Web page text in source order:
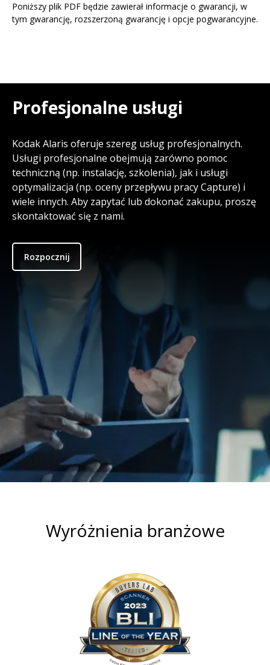
Poniższy plik PDF będzie zawierał informacje o gwarancji, w
tym gwarancję, rozszerzoną gwarancję i opcje pogwarancyjne.
Profesjonalne usługi
Kodak Alaris oferuje szereg usług profesjonalnych.
Usługi profesjonalne obejmują zarówno pomoc
techniczną (np. instalację, szkolenia), jak i usługi
optymalizacja (np. oceny przepływu pracy Capture) i
wiele innych. Aby zapytać lub dokonać zakupu, proszę
skontaktować się z nami.
Rozpocznij
Wyróżnienia branżowe